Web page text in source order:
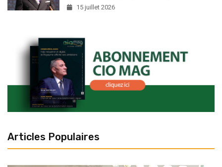
15 juillet 2026
Articles Populaires